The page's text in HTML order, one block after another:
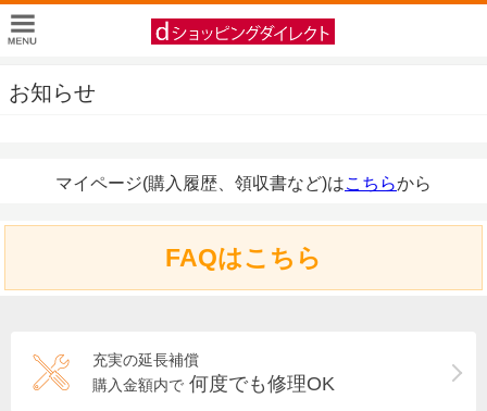
お知らせ
マイページ(購入履歴、領収書など)はこちらから
FAQはこちら
充実の延長補償
購入金額内で 何度でも修理OK